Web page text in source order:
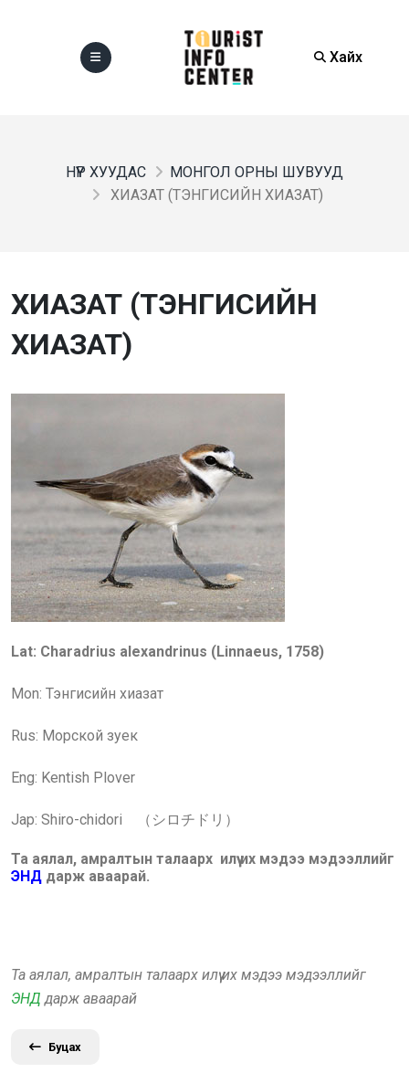
Хайх
НҮҮР ХУУДАС
МОНГОЛ ОРНЫ ШУВУУД
ХИАЗАТ (ТЭНГИСИЙН ХИАЗАТ)
ХИАЗАТ (ТЭНГИСИЙН
ХИАЗАТ)
Lat: Charadrius alexandrinus (Linnaeus, 1758)
Mon: Тэнгисийн хиазат
Rus: Морской зуек
Eng: Kentish Plover
Jap: Shiro-chidori （シロチドリ）
Та аялал, амралтын талаарх илүү их мэдээ мэдээллийг
ЭНД дарж аваарай.
Та аялал, амралтын талаарх илүү их мэдээ мэдээллийг
ЭНД дарж аваарай
Буцах